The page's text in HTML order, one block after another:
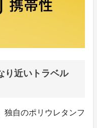
り近いトラベル
独自のポリウレタンフ